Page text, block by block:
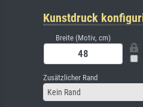
Kunstdruck
Breite (Motiv, cm)
Zusätzlicher Rand
Kein Rand